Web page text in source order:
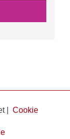
| Cookie